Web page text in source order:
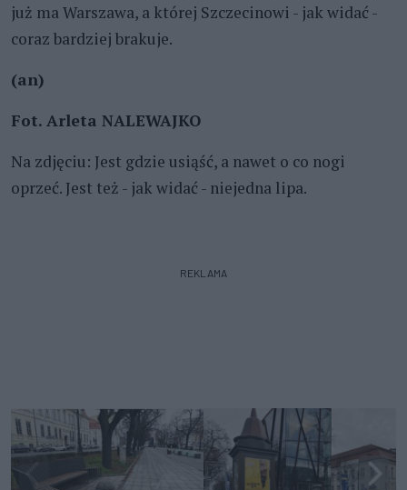
już ma Warszawa, a której Szczecinowi - jak widać -
coraz bardziej brakuje.
(an)
Fot. Arleta NALEWAJKO
Na zdjęciu: Jest gdzie usiąść, a nawet o co nogi
oprzeć. Jest też - jak widać - niejedna lipa.
REKLAMA